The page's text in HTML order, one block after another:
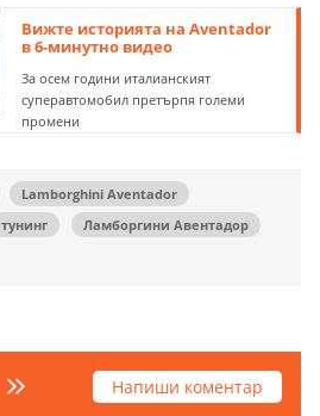
Вижте историята на Aventador
в 6-минутно видео
За осем години италианският
суперавтомобил претърпя големи
промени
Lamborghini Aventador
тунинг
Ламборгини Авентадор
Напиши коментар